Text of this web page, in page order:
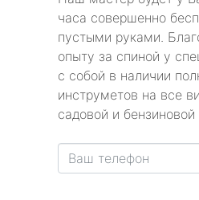
часа совершенно
пустыми руками.
опыту за спиной у
с собой в наличии
инструметов на все
садовой и бензиновой